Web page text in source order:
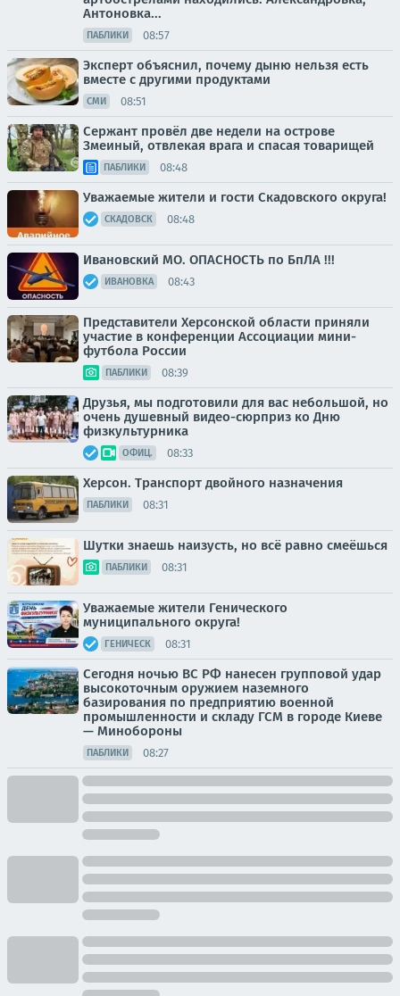
Антоновка...
ПАБЛИКИ 08:57
Эксперт объяснил, почему дыню нельзя есть
вместе с другими продуктами
СМИ 08:51
Сержант провёл две недели на острове
Змеиный, отвлекая врага и спасая товарищей
ПАБЛИКИ 08:48
Уважаемые жители и гости Скадовского округа!
СКАДОВСК 08:48
Ивановский МО. ОПАСНОСТЬ по БпЛА !!!
ИВАНОВКА 08:43
Представители Херсонской области приняли
участие в конференции Ассоциации мини-
футбола России
ПАБЛИКИ 08:39
Друзья, мы подготовили для вас небольшой, но
очень душевный видео-сюрприз ко Дню
физкультурника
ОФИЦ. 08:33
Херсон. Транспорт двойного назначения
ПАБЛИКИ 08:31
Шутки знаешь наизусть, но всё равно смеёшься
ПАБЛИКИ 08:31
Уважаемые жители Генического
муниципального округа!
ГЕНИЧЕСК 08:31
Сегодня ночью ВС РФ нанесен групповой удар
высокоточным оружием наземного
базирования по предприятию военной
промышленности и складу ГСМ в городе Киеве
— Минобороны
ПАБЛИКИ 08:27